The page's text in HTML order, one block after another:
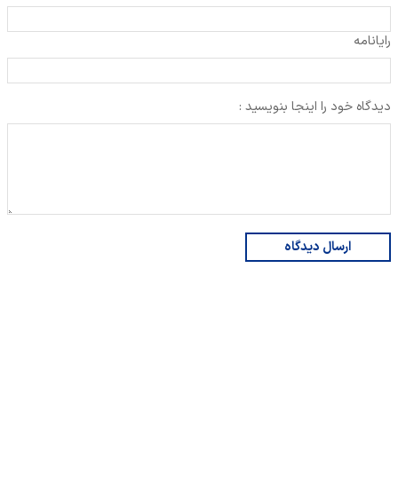
رایانامه
دیدگاه خود را اینجا بنویسید :
ارسال دیدگاه